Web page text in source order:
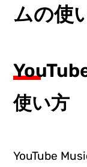
ムの使
使い方
YouTube